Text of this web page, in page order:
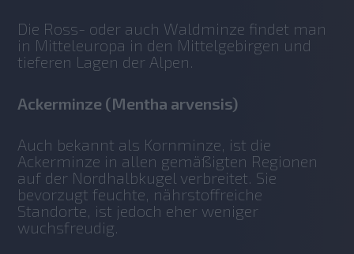
Die Ross- oder auch Waldminze findet man
in Mitteleuropa in den Mittelgebirgen und
tieferen Lagen der Alpen.
Ackerminze (Mentha arvensis)
Auch bekannt als Kornminze, ist die
Ackerminze in allen gemäßigten Regionen
auf der Nordhalbkugel verbreitet. Sie
bevorzugt feuchte, nährstoffreiche
Standorte, ist jedoch eher weniger
wuchsfreudig.